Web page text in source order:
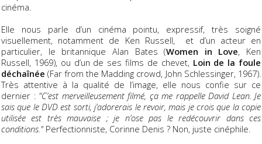
cinéma.
Elle nous parle d’un cinéma pointu, expressif, très soigné
visuellement, notamment de Ken Russell, et d’un acteur en
particulier, le britannique Alan Bates (Women in Love, Ken
Russell, 1969), ou d’un de ses films de chevet, Loin de la foule
déchaînée (Far from the Madding crowd, John Schlessinger, 1967).
Très attentive à la qualité de l’image, elle nous confie sur ce
dernier : "C’est merveilleusement filmé, ça me rappelle David Lean. Je
sais que le DVD est sorti, j’adorerais le revoir, mais je crois que la copie
utilisée est très mauvaise ; je n’ose pas le redécouvrir dans ces
conditions."Perfectionniste, Corinne Denis ? Non, juste cinéphile.